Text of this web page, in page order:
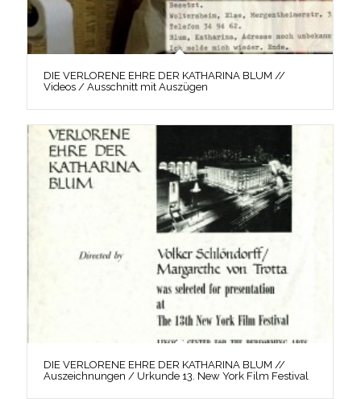
DIE VERLORENE EHRE DER KATHARINA BLUM //
Videos / Ausschnitt mit Auszügen
DIE VERLORENE EHRE DER KATHARINA BLUM //
Auszeichnungen / Urkunde 13. New York Film Festival